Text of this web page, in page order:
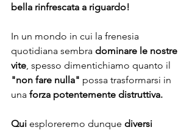
bella rinfrescata a riguardo!
In un mondo in cui la frenesia
quotidiana sembra dominare le nostre
vite , spesso dimentichiamo quanto il
"non fare nulla" possa trasformarsi in
una forza potentemente distruttiva.
Qui esploreremo dunque diversi